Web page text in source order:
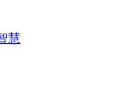
慧